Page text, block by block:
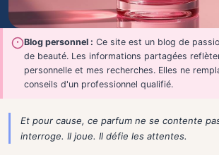
Blog personnel : Ce site est un blog de
de beauté. Les informations partagées
personnelle et mes recherches. Elles ne
conseils d'un professionnel qualifié.
Et pour cause, ce parfum ne se contente
interroge. Il joue. Il défie les attentes.